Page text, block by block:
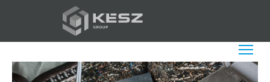
tartalomra
További